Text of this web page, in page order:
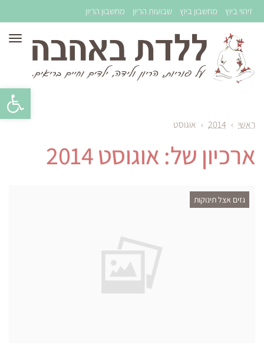
זיהוי ביוץ מחשבון ביוץ שבועות הריון מחשבון הריון
ראשי ›
2014
› אוגוסט
ארכיון של:אוגוסט 2014
גזים אצל תינוקות
פתח